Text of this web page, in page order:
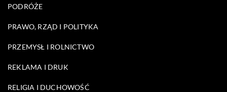
PODRÓŻE
PRAWO, RZĄD I POLITYKA
PRZEMYSŁ I ROLNICTWO
REKLAMA I DRUK
RELIGIA I DUCHOWOŚĆ